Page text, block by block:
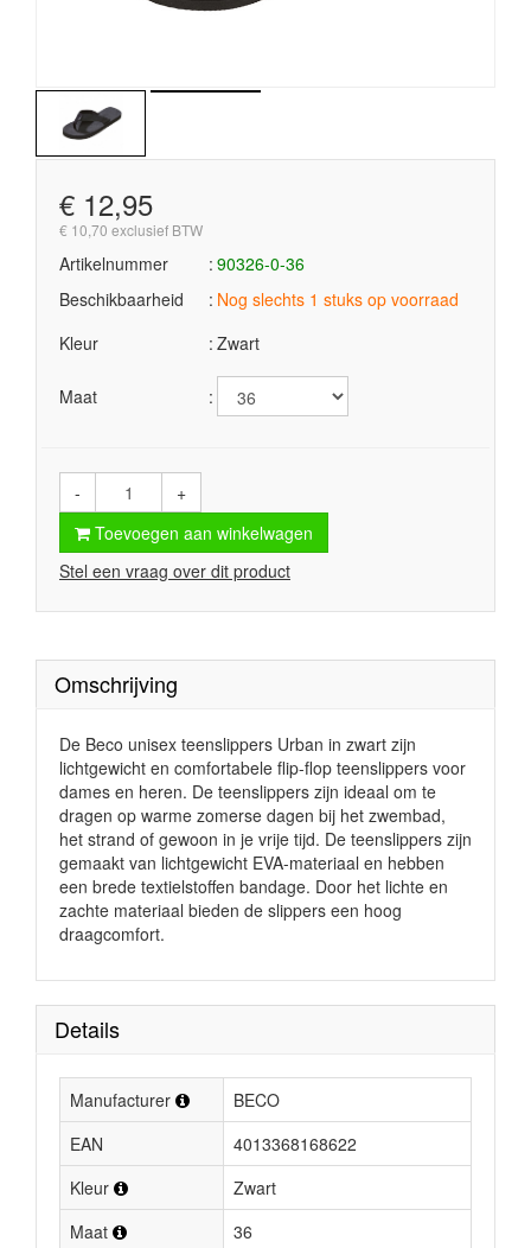
€ 12,95
€ 10,70 exclusief BTW
Artikelnummer
90326-0-36
Beschikbaarheid
Nog slechts 1 stuks op voorraad
Kleur
Zwart
Maat
-
+
Toevoegen aan winkelwagen
Stel een vraag over dit product
Omschrijving
De Beco unisex teenslippers Urban in zwart zijn
lichtgewicht en comfortabele flip-flop teenslippers voor
dames en heren. De teenslippers zijn ideaal om te
dragen op warme zomerse dagen bij het zwembad,
het strand of gewoon in je vrije tijd. De teenslippers zijn
gemaakt van lichtgewicht EVA-materiaal en hebben
een brede textielstoffen bandage. Door het lichte en
zachte materiaal bieden de slippers een hoog
draagcomfort.
Details
Manufacturer
BECO
EAN
4013368168622
Kleur
Zwart
Maat
36